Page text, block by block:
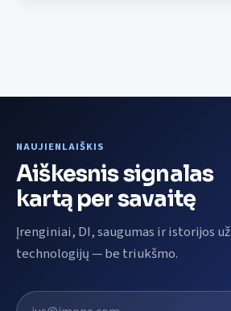
NAUJIENLAIŠKIS
Aiškesnis signalas
kartą per savaitę
Įrenginiai, DI, saugumas ir istorijos už
technologijų — be triukšmo.
El. pašto adresas